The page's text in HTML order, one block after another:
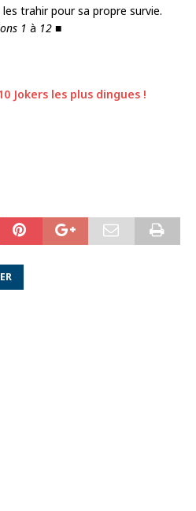
trahir pour sa propre survie.
1 à 12 ■
Jokers les plus dingues !